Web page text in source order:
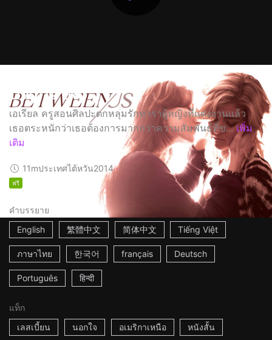
บีทวีน อัส
เอเรียล ครูสอนศิลปะตกหลุมรักทาราผู้หญิงที่แต่งงานแล้ว
เธอตระหนักว่าเธอต้องการมากกว่าความสัมพันธ์ที่ข... เพิ่ม
เติม
11mประเทศไต้หวัน2014
ฟรี
คำบรรยาย
English
繁體中文 简体中文 Tiếng Việt
ภาษาไทย 한국어 français Deutsch
Português हिन्दी
แท็ก
เลสเบี้ยน
นอกใจ อเมริกาเหนือ หนังสั้น